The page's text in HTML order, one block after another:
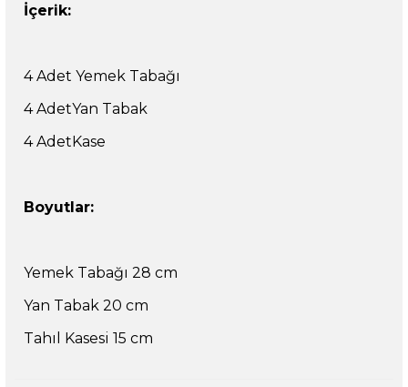
İçerik:
4 Adet Yemek Tabağı
4 AdetYan Tabak
4 AdetKase
Boyutlar:
Yemek Tabağı 28 cm
Yan Tabak 20 cm
Tahıl Kasesi 15 cm